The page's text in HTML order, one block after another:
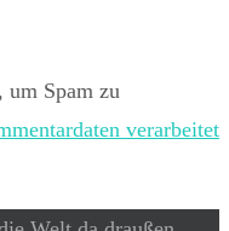
um Spam zu
verarbeitet